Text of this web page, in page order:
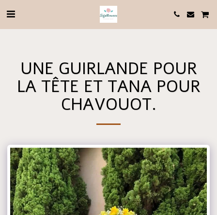
UNE GUIRLANDE POUR
LA TÊTE ET TANA POUR
CHAVOUOT.